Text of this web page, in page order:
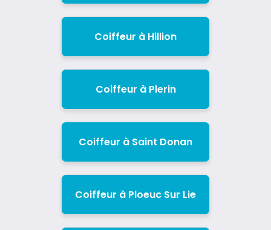
Coiffeur à Hillion
Coiffeur à Plerin
Coiffeur à Saint Donan
Coiffeur à Ploeuc Sur Lie